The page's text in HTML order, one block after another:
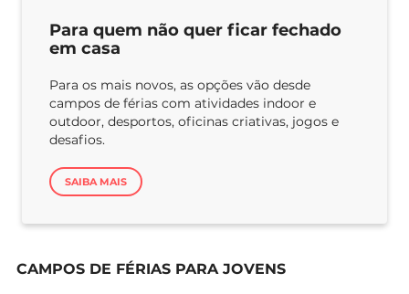
Para quem não quer ficar fechado
em casa
Para os mais novos, as opções vão desde
campos de férias com atividades indoor e
outdoor, desportos, oficinas criativas, jogos e
desafios.
SAIBA MAIS
CAMPOS DE FÉRIAS PARA JOVENS